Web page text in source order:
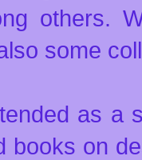
others.
some
as a
books on